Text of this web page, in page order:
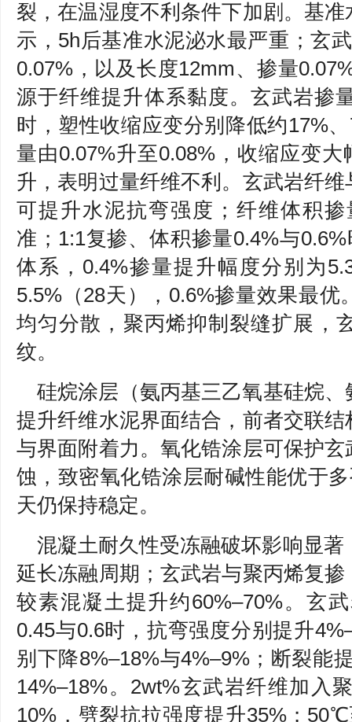
裂，在温湿度不利条件下加剧。基
示，5h后基准水泥泌水最严重；玄
0.07%，以及长度12mm、掺量
源于纤维提升体系黏度。玄武岩掺
时，塑性收缩应变分别降低约17%
量由0.07%升至0.08%，收缩应变
升，表明过量纤维不利。玄武岩纤
可提升水泥抗弯强度；纤维体积
准；1:1复掺、体积掺量0.4%与
体系，0.4%掺量提升幅度分别为
5.5%（28天），0.6%掺量效果最
均匀分散，聚丙烯抑制裂缝扩展，
纹。
硅烷涂层（氨丙基三乙氧基硅烷
提升纤维水泥界面结合，前者交联
与界面附着力。氧化锆涂层可保护
蚀，致密氧化锆涂层耐碱性能优于
天仍保持稳定。
混凝土耐久性受冻融破坏影响显著
延长冻融周期；玄武岩与聚丙烯复
较素混凝土提升约60%–70%。玄
0.45与0.6时，抗弯强度分别提升
别下降8%–18%与4%–9%；断裂能
14%–18%。2wt%玄武岩纤维加入
10%，劈裂抗拉强度提升35%；